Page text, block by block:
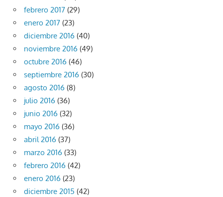
febrero 2017 (29)
enero 2017 (23)
diciembre 2016 (40)
noviembre 2016 (49)
octubre 2016 (46)
septiembre 2016 (30)
agosto 2016 (8)
julio 2016 (36)
junio 2016 (32)
mayo 2016 (36)
abril 2016 (37)
marzo 2016 (33)
febrero 2016 (42)
enero 2016 (23)
diciembre 2015 (42)